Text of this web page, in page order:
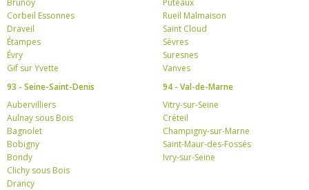
Brunoy
Corbeil Essonnes
Draveil
Étampes
Évry
Gif sur Yvette
Puteaux
Rueil Malmaison
Saint Cloud
Sèvres
Suresnes
Vanves
93 - Seine-Saint-Denis
Aubervilliers
Aulnay sous Bois
Bagnolet
Bobigny
Bondy
Clichy sous Bois
Drancy
94 - Val-de-Marne
Vitry-sur-Seine
Créteil
Champigny-sur-Marne
Saint-Maur-des-Fossés
Ivry-sur-Seine